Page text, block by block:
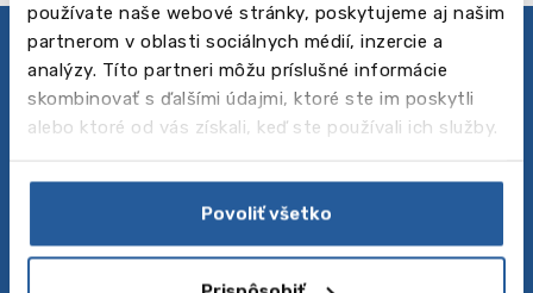
používate naše webové stránky, poskytujeme aj našim
partnerom v oblasti sociálnych médií, inzercie a
analýzy. Títo partneri môžu príslušné informácie
skombinovať s ďalšími údajmi, ktoré ste im poskytli
alebo ktoré od vás získali, keď ste používali ich služby.
Povoliť všetko
Zásady ochrany osobných údajov
Sledujte nás
O nás
Baltic Council for International Education je vedúca
agentúra v strednej Európe, pre štúdium v